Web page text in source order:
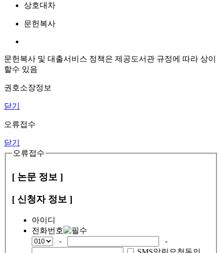
상호대차
문헌복사
문헌복사 및 대출서비스 정책은 제공도서관 규정에 따라 상이
할수 있음
권호소장정보
닫기
오류접수
닫기
오류접수
[ 논문 정보 ]
[ 신청자 정보 ]
아이디
전화번호
-
-